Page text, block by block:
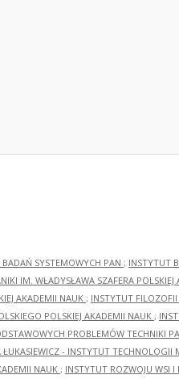
SYSTEMOWYCH PAN ; INSTYTUT
IM. WŁADYSŁAWA SZAFERA POLSKIEJ
AKADEMII NAUK ; INSTYTUT
POLSKIEJ AKADEMII NAUK ;
PROBLEMÓW TECHNIKI
ŁUKASIEWICZ - INSTYTUT TECHNOLOGII
NAUK ; INSTYTUT ROZWOJU WSI I